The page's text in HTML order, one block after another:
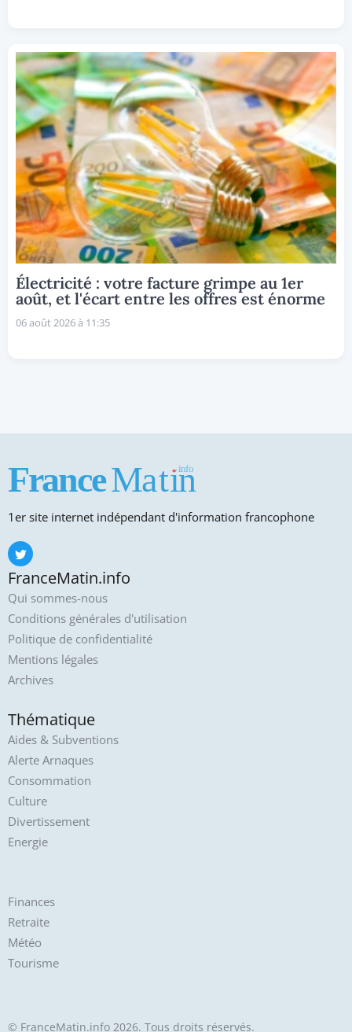
Électricité : votre facture grimpe au 1er
août, et l'écart entre les offres est énorme
06 août 2026 à 11:35
1er site internet indépendant d'information francophone
FranceMatin.info
Qui sommes-nous
Conditions générales d'utilisation
Politique de confidentialité
Mentions légales
Archives
Thématique
Aides & Subventions
Alerte Arnaques
Consommation
Culture
Divertissement
Energie
Finances
Retraite
Météo
Tourisme
© FranceMatin.info 2026. Tous droits réservés.